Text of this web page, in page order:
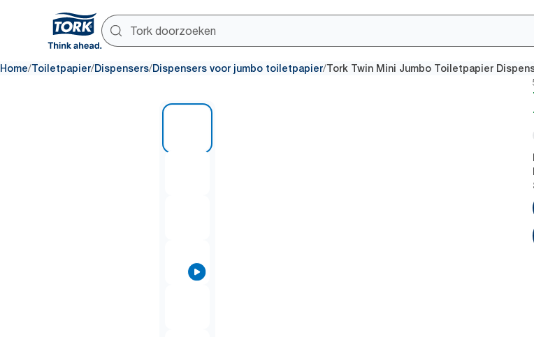
Home/Toiletpapier/Dispensers/Dispensers voor jumbo toiletpapier/Tork Twin Mini Jumbo Toiletpapier